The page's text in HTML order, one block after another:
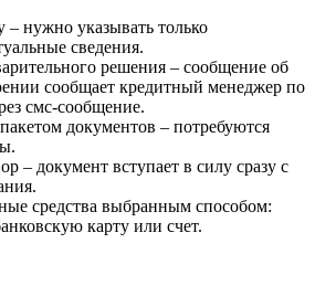
– нужно указывать только
сведения.
решения – сообщение об
сообщает кредитный менеджер по
смс-сообщение.
документов – потребуются
– документ вступает в силу сразу с
средства выбранным способом:
карту или счет.